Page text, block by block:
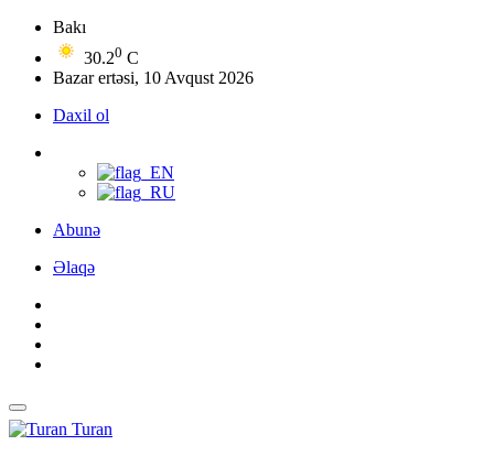
Bakı
30.20 C
Bazar ertəsi, 10 Avqust 2026
Daxil ol
Abunə
Əlaqə
Turan